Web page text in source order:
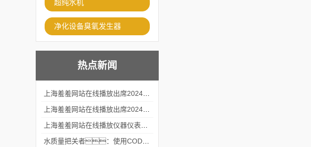
超纯水机
净化设备臭氧发生器
热点新闻